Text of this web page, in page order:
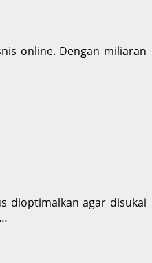
online. Dengan miliaran
dioptimalkan agar disukai